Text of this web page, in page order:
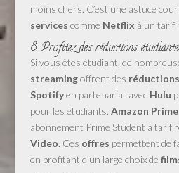
moins chers. C’est une astuce
services comme Netflix à un tarif
8. Profitez des réductions
Si vous êtes étudiant, de
streamingoffrent des réductions
Spotifyen partenariat avec Hulu
pour les étudiants. Amazon Prime
abonnement Prime Student à tarif
Video. Ces offres permettent de
en profitant d’un large choix de